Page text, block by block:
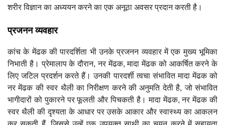
शरीर विज्ञान का अध्ययन करने का एक अनूठा अवसर प्रदान करती है।
प्रजनन व्यवहार
कांच के मेंढक की पारदर्शिता भी उनके प्रजनन व्यवहार में एक मुख्य भूमिका
निभाती है। प्रेमालाप के दौरान, नर मेंढक, मादा मेंढक को आकर्षित करने के
लिए जटिल प्रदर्शन करते हैं। उनकी पारदर्शी त्वचा संभावित मादा मेंढक को
नर मेंढक की स्वर थैली का निरीक्षण करने की अनुमति देती है, जो संभावित
भागीदारों को पुकारने पर फूलती और पिचकती है। मादा मेंढक, नर मेंढक की
स्वर थैली की दृश्यता के आधार पर उसके आकार और स्वास्थ्य का आकलन